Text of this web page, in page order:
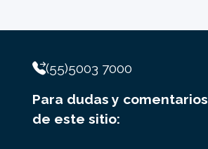
(55)5003 7000
Para dudas y comentarios
de este sitio: